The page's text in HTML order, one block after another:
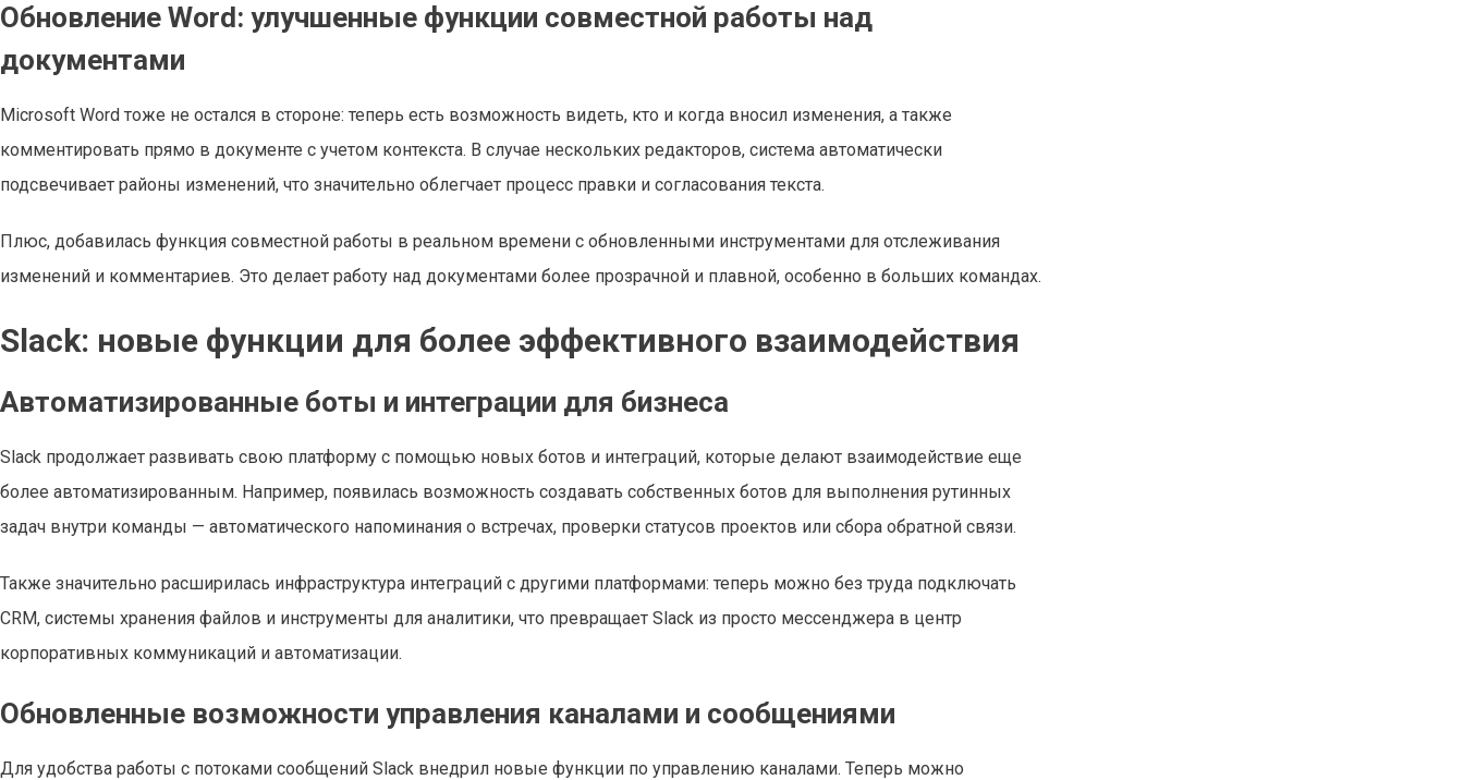
Обновление Word: улучшенные функции совместной работы над
документами
Microsoft Word тоже не остался в стороне: теперь есть возможность видеть, кто и когда вносил изменения, а также
комментировать прямо в документе с учетом контекста. В случае нескольких редакторов, система автоматически
подсвечивает районы изменений, что значительно облегчает процесс правки и согласования текста.
Плюс, добавилась функция совместной работы в реальном времени с обновленными инструментами для отслеживания
изменений и комментариев. Это делает работу над документами более прозрачной и плавной, особенно в больших командах.
Slack: новые функции для более эффективного взаимодействия
Автоматизированные боты и интеграции для бизнеса
Slack продолжает развивать свою платформу с помощью новых ботов и интеграций, которые делают взаимодействие еще
более автоматизированным. Например, появилась возможность создавать собственных ботов для выполнения рутинных
задач внутри команды — автоматического напоминания о встречах, проверки статусов проектов или сбора обратной связи.
Также значительно расширилась инфраструктура интеграций с другими платформами: теперь можно без труда подключать
CRM, системы хранения файлов и инструменты для аналитики, что превращает Slack из просто мессенджера в центр
корпоративных коммуникаций и автоматизации.
Обновленные возможности управления каналами и сообщениями
Для удобства работы с потоками сообщений Slack внедрил новые функции по управлению каналами. Теперь можно